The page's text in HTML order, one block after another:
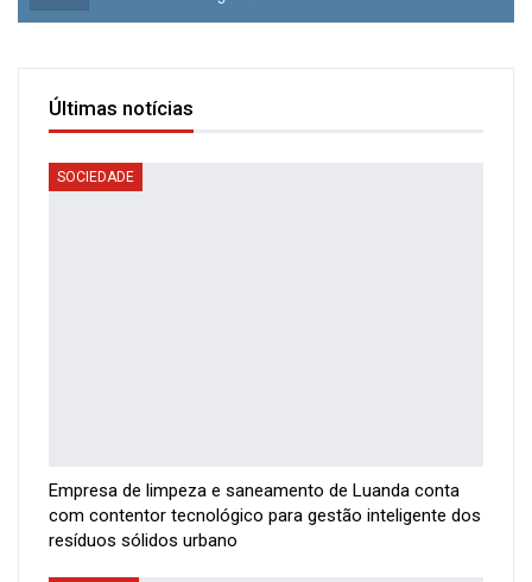
Últimas notícias
SOCIEDADE
Empresa de limpeza e saneamento de Luanda conta
com contentor tecnológico para gestão inteligente dos
resíduos sólidos urbano